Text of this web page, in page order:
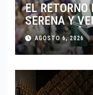
EL
SERENA Y
CINCINNATI
AGOSTO 6, 2026